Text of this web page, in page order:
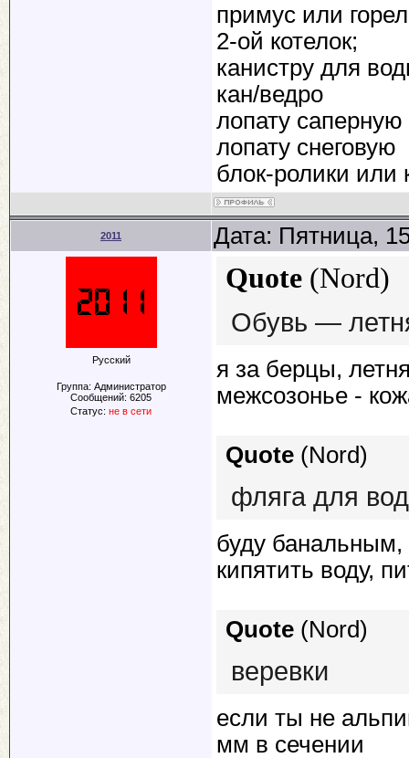
примус или
2-ой котелок;
канистру для
кан/ведро
лопату саперную
лопату снеговую
блок-ролики или
2011 Дата: Пятница,
Русский
Группа: Администратор
Сообщений: 6205
Статус: не в сети
Quote (Nord)
Обувь —
я за берцы,
межсозонье -
Quote (Nord)
фляга для
буду
кипятить воду,
Quote (Nord)
веревки
если ты не
мм в сечении